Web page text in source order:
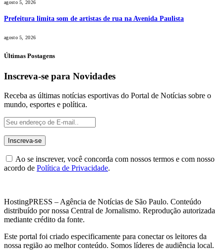
agosto 5, 2026
Prefeitura limita som de artistas de rua na Avenida Paulista
agosto 5, 2026
Últimas Postagens
Inscreva-se para Novidades
Receba as últimas notícias esportivas do Portal de Notícias sobre o
mundo, esportes e política.
Ao se inscrever, você concorda com nossos termos e com nosso
acordo de Política de Privacidade.
HostingPRESS – Agência de Notícias de São Paulo. Conteúdo
distribuído por nossa Central de Jornalismo. Reprodução autorizada
mediante crédito da fonte.
Este portal foi criado especificamente para conectar os leitores da
nossa região ao melhor conteúdo. Somos líderes de audiência local.